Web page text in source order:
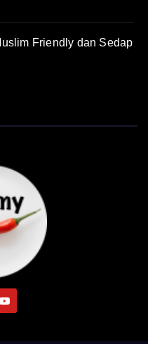
Friendly dan Sedap